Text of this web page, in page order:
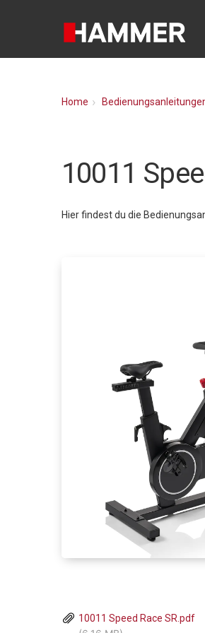
Home
10011
Hier findest du die
10011 Speed Race SR.pdf